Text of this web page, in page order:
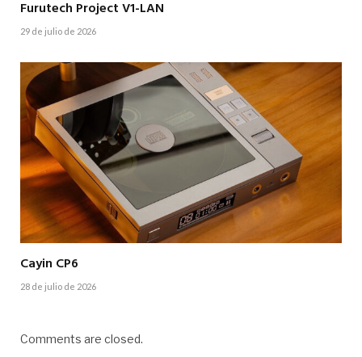
Furutech Project V1-LAN
29 de julio de 2026
Cayin CP6
28 de julio de 2026
Comments are closed.